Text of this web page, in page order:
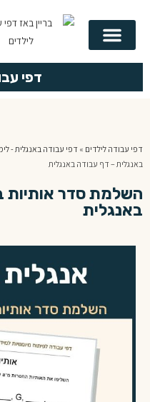
דפי
דפי עבודה לילדים » דפי עבודה באנגלית -
באנגלית – דף עבודה באנגלית
השלמת סדר אותיות
באנגלית